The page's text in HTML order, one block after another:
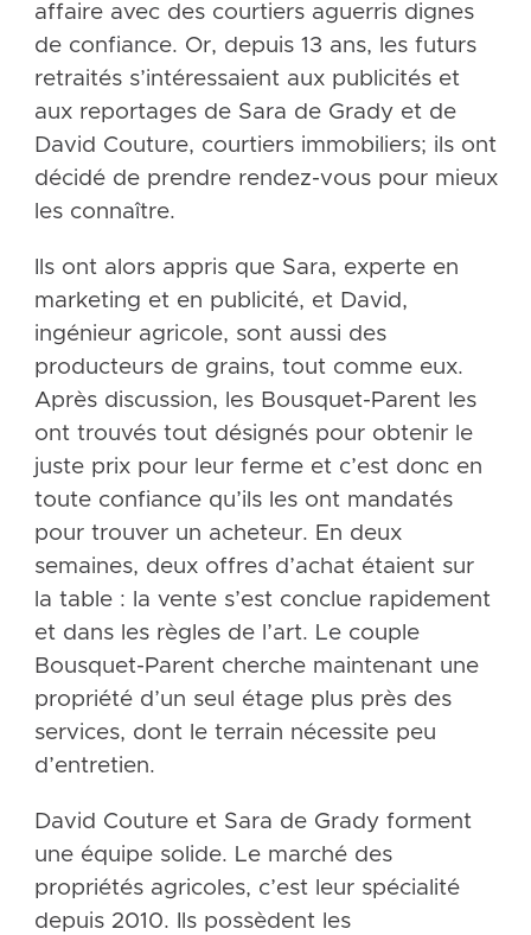
affaire avec des courtiers aguerris dignes
de confiance. Or, depuis 13 ans, les futurs
retraités s’intéressaient aux publicités et
aux reportages de Sara de Grady et de
David Couture, courtiers immobiliers; ils ont
décidé de prendre rendez-vous pour mieux
les connaître.
Ils ont alors appris que Sara, experte en
marketing et en publicité, et David,
ingénieur agricole, sont aussi des
producteurs de grains, tout comme eux.
Après discussion, les Bousquet-Parent les
ont trouvés tout désignés pour obtenir le
juste prix pour leur ferme et c’est donc en
toute confiance qu’ils les ont mandatés
pour trouver un acheteur. En deux
semaines, deux offres d’achat étaient sur
la table : la vente s’est conclue rapidement
et dans les règles de l’art. Le couple
Bousquet-Parent cherche maintenant une
propriété d’un seul étage plus près des
services, dont le terrain nécessite peu
d’entretien.
David Couture et Sara de Grady forment
une équipe solide. Le marché des
propriétés agricoles, c’est leur spécialité
depuis 2010. Ils possèdent les